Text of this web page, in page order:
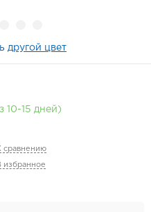
другой цвет
10-15 дней)
сравнению
избранное